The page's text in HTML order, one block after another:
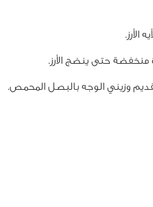
منخفضة حتى ينضج الأرز.
وزيني الوجه بالبصل المحمص.